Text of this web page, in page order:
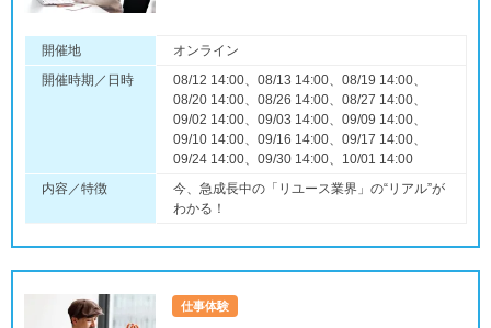
開催地
オンライン
開催時期／日時
08/12 14:00、08/13 14:00、08/19 14:00、
08/20 14:00、08/26 14:00、08/27 14:00、
09/02 14:00、09/03 14:00、09/09 14:00、
09/10 14:00、09/16 14:00、09/17 14:00、
09/24 14:00、09/30 14:00、10/01 14:00
内容／特徴
今、急成長中の「リユース業界」の“リアル”が
わかる！
仕事体験